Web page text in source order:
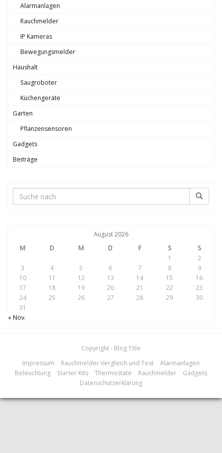
Alarmanlagen
Rauchmelder
IP Kameras
Bewegungsmelder
Haushalt
Saugroboter
Küchengeräte
Garten
Pflanzensensoren
Gadgets
Beiträge
August 2026
M
D M D F S
S
1
2
3
4 5 6 7 8
9
10
11 12 13 14 15
16
17
18 19 20 21 22
23
24
25 26 27 28 29
30
31
« Nov.
Copyright - Blog Title
Impressum
Rauchmelder Vergleich und Test
Alarmanlagen
Beleuchtung
Starter Kits Thermostate Rauchmelder
Gadgets
Datenschutzerklärung